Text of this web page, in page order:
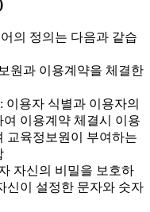
의 정의는 다음과 같습
원과 이용계약을 체결한
용자 식별과 이용자의
이용계약 체결시 이용
교육정보원이 부여하는
자신의 비밀을 보호하
신이 설정한 문자와 숫자